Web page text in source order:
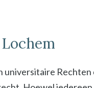
universitaire Rechten